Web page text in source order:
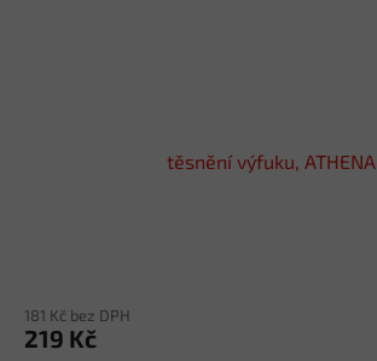
těsnění výfuku, ATHENA
181 Kč bez DPH
219 Kč